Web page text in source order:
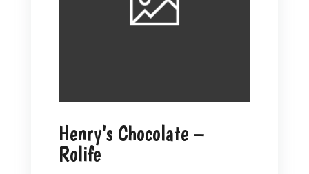
Henry’s Chocolate –
Rolife